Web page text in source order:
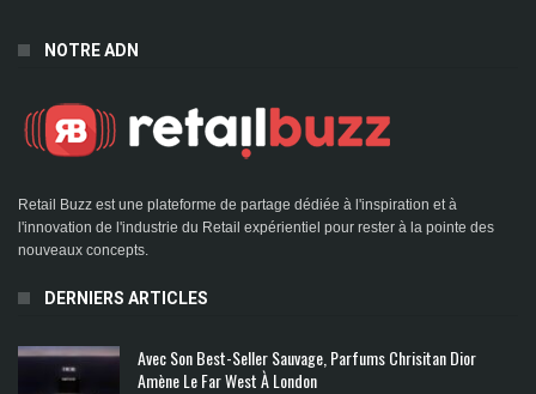
NOTRE ADN
Retail Buzz est une plateforme de partage dédiée à l'inspiration et à
l'innovation de l'industrie du Retail expérientiel pour rester à la pointe des
nouveaux concepts.
DERNIERS ARTICLES
Avec Son Best-Seller Sauvage, Parfums Chrisitan Dior
Amène Le Far West À London